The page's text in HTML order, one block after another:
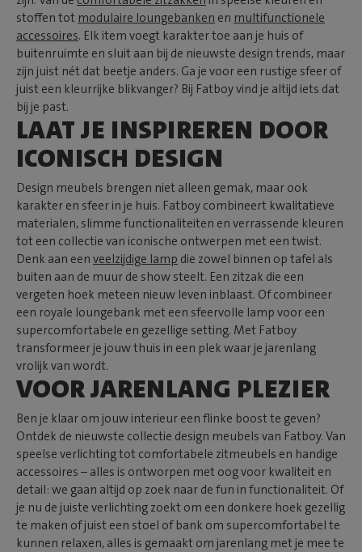
stoffen tot modulaire loungebanken en multifunctionele
accessoires. Elk item voegt karakter toe aan je huis of
buitenruimte en sluit aan bij de nieuwste design trends, maar
zijn juist nét dat beetje anders. Ga je voor een rustige sfeer of
juist een kleurrijke blikvanger? Bij Fatboy vind je altijd iets dat
bij je past.
LAAT JE INSPIREREN DOOR
ICONISCH DESIGN
Design meubels brengen niet alleen gemak, maar ook
karakter en sfeer in je huis. Fatboy combineert kwalitatieve
materialen, slimme functionaliteiten en verrassende kleuren
tot een collectie van iconische ontwerpen met een twist.
Denk aan een veelzijdige lamp die zowel binnen op tafel als
buiten aan de muur de show steelt. Een zitzak die een
vergeten hoek meteen nieuw leven inblaast. Of combineer
een royale loungebank met een sfeervolle lamp voor een
supercomfortabele en gezellige setting. Met Fatboy
transformeer je jouw thuis in een plek waar je jarenlang
vrolijk van wordt.
VOOR JARENLANG PLEZIER
Ben je klaar om jouw interieur een flinke boost te geven?
Ontdek de nieuwste collectie design meubels van Fatboy. Van
speelse verlichting tot comfortabele zitmeubels en handige
accessoires – alles is ontworpen met oog voor kwaliteit en
detail: we gaan altijd op zoek naar de fun in functionaliteit. Of
je nu de juiste verlichting zoekt om een donkere hoek gezellig
te maken of juist een stoel of bank om supercomfortabel te
kunnen relaxen, alles is gemaakt om jarenlang met je mee te